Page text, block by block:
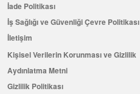
İade Politikası
İş Sağlığı ve Güvenliği Çevre Politikası
İletişim
Kişisel Verilerin Korunması ve Gizlilik
Aydınlatma Metni
Gizlilik Politikası